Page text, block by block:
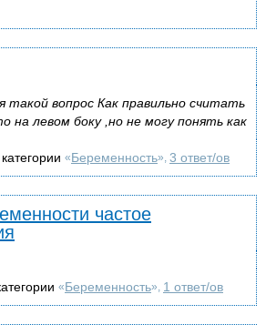
такой вопрос Как правильно считать
на левом боку ,но не могу понять как
«Беременность», 3 ответ/ов
частое
«Беременность», 1 ответ/ов